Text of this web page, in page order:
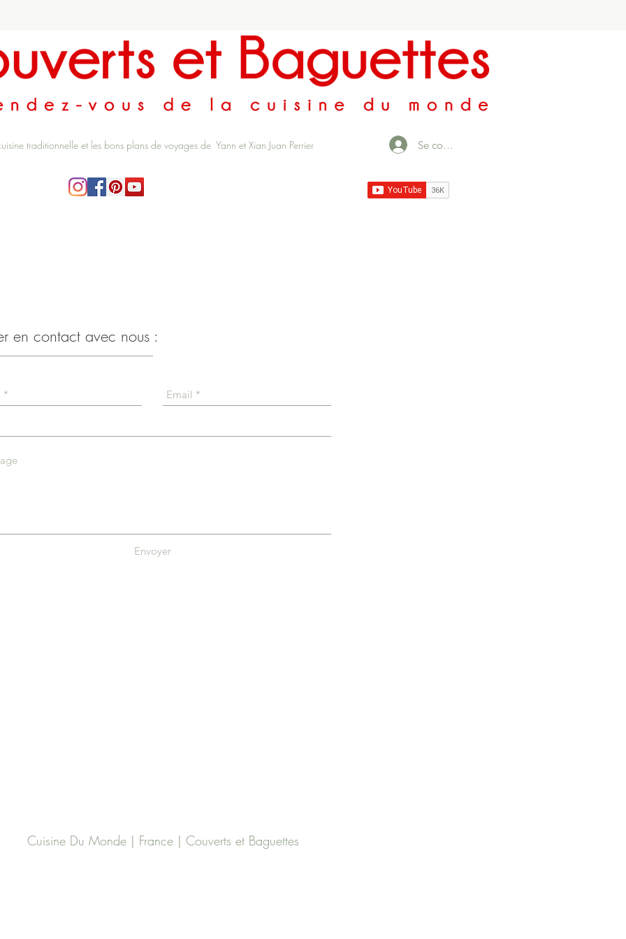
traditionnelle et les bons plans de voyages de Yann et Xian Juan Perrier Se connecter
en contact avec nous :
Envoyer
Cuisine Du Monde | France | Couverts et Baguettes